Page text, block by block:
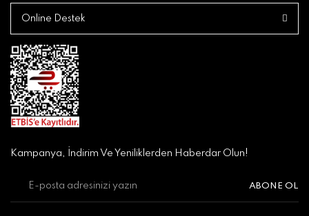
Online Destek
Kampanya, İndirim Ve Yeniliklerden Haberdar Olun!
ABONE OL